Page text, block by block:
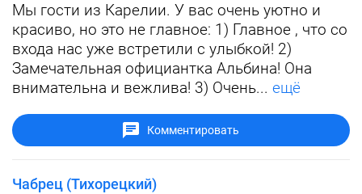
Мы гости из Карелии. У вас очень уютно и
красиво, но это не главное: 1) Главное , что со
входа нас уже встретили с улыбкой! 2)
Замечательная официантка Альбина! Она
внимательна и вежлива! 3) Очень... ещё
Комментировать
Чабрец (Тихорецкий)